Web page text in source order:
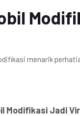
menarik
Modifikasi Jadi